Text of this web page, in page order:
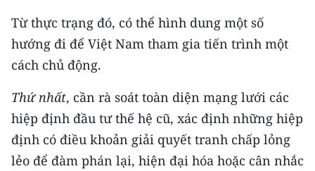
Từ thực trạng đó, có thể hình dung một số
hướng đi để Việt Nam tham gia tiến trình một
cách chủ động.
Thứ nhất, cần rà soát toàn diện mạng lưới các
hiệp định đầu tư thế hệ cũ, xác định những hiệp
định có điều khoản giải quyết tranh chấp lỏng
lẻo để đàm phán lại, hiện đại hóa hoặc cân nhắc